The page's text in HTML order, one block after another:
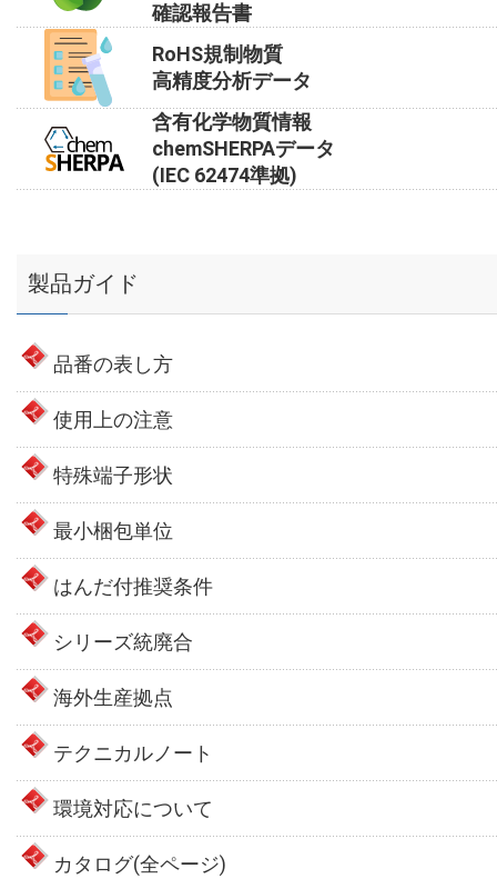
確認報告書
RoHS規制物質
高精度分析データ
含有化学物質情報
chemSHERPAデータ
(IEC 62474準拠)
製品ガイド
品番の表し方
使用上の注意
特殊端子形状
最小梱包単位
はんだ付推奨条件
シリーズ統廃合
海外生産拠点
テクニカルノート
環境対応について
カタログ(全ページ)